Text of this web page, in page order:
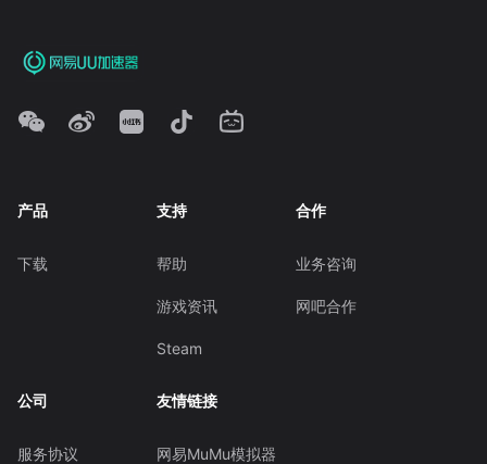
产品
下载
支持
帮助
游戏资讯
Steam
合作
业务咨询
网吧合作
公司
服务协议
友情链接
网易MuMu模拟器